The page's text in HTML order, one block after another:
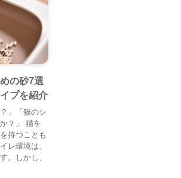
の砂7選
プを紹介
」「猫のシ
？」 猫を
持つことも
レ環境は、
。しかし、